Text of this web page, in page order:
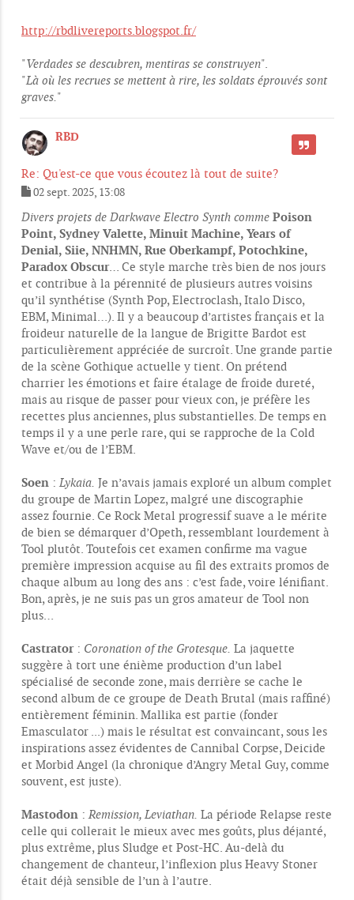
http://rbdlivereports.blogspot.fr/
"Verdades se descubren, mentiras se construyen".
"Là où les recrues se mettent à rire, les soldats éprouvés sont
graves. "
RBD
Re: Qu'est-ce que vous écoutez là tout de suite?
CITER
e
s
s
a
g
e
02 sept. 2025, 13:08
Divers projets de Darkwave Electro Synth comme Poison
Point, Sydney Valette, Minuit Machine, Years of
Denial, Siie, NNHMN, Rue Oberkampf, Potochkine,
Paradox Obscur… Ce style marche très bien de nos jours
et contribue à la pérennité de plusieurs autres voisins
qu’il synthétise (Synth Pop, Electroclash, Italo Disco,
EBM, Minimal…). Il y a beaucoup d’artistes français et la
froideur naturelle de la langue de Brigitte Bardot est
particulièrement appréciée de surcroît. Une grande partie
de la scène Gothique actuelle y tient. On prétend
charrier les émotions et faire étalage de froide dureté,
mais au risque de passer pour vieux con, je préfère les
recettes plus anciennes, plus substantielles. De temps en
temps il y a une perle rare, qui se rapproche de la Cold
Wave et/ou de l’EBM.
Soen :Lykaia. Je n’avais jamais exploré un album complet
du groupe de Martin Lopez, malgré une discographie
assez fournie. Ce Rock Metal progressif suave a le mérite
de bien se démarquer d’Opeth, ressemblant lourdement à
Tool plutôt. Toutefois cet examen confirme ma vague
première impression acquise au fil des extraits promos de
chaque album au long des ans : c’est fade, voire lénifiant.
Bon, après, je ne suis pas un gros amateur de Tool non
plus…
Castrator : Coronation of the Grotesque. La jaquette
suggère à tort une énième production d’un label
spécialisé de seconde zone, mais derrière se cache le
second album de ce groupe de Death Brutal (mais raffiné)
entièrement féminin. Mallika est partie (fonder
Emasculator ...) mais le résultat est convaincant, sous les
inspirations assez évidentes de Cannibal Corpse, Deicide
et Morbid Angel (la chronique d’Angry Metal Guy, comme
souvent, est juste).
Mastodon :Remission, Leviathan. La période Relapse reste
celle qui collerait le mieux avec mes goûts, plus déjanté,
plus extrême, plus Sludge et Post-HC. Au-delà du
changement de chanteur, l’inflexion plus Heavy Stoner
était déjà sensible de l’un à l’autre.